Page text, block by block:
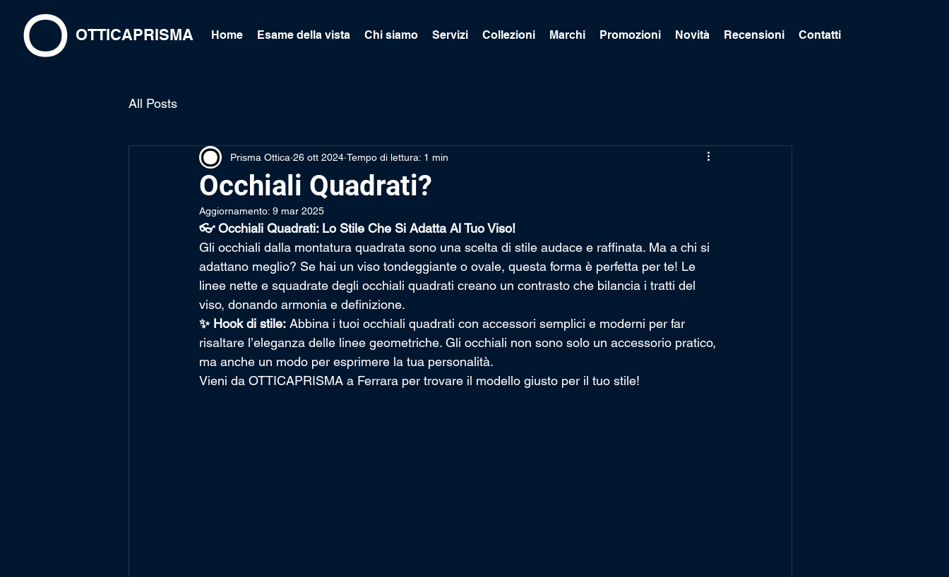
OTTICAPRISMA Home Esame della vista Chi siamo Servizi Collezioni Marchi Promozioni Novità Recensioni Contatti
All Posts
Occhiali Quadrati?
Prisma Ottica 26 ott 2024 Tempo di lettura: 1 min
Aggiornamento: 9 mar 2025
👓 Occhiali Quadrati: Lo Stile Che Si Adatta Al Tuo Viso!
Gli occhiali dalla montatura quadrata sono una scelta di stile audace e raffinata. Ma a chi si
adattano meglio? Se hai un viso tondeggiante o ovale, questa forma è perfetta per te! Le
linee nette e squadrate degli occhiali quadrati creano un contrasto che bilancia i tratti del
viso, donando armonia e definizione.
✨ Hook di stile: Abbina i tuoi occhiali quadrati con accessori semplici e moderni per far
risaltare l’eleganza delle linee geometriche. Gli occhiali non sono solo un accessorio pratico,
ma anche un modo per esprimere la tua personalità.
Vieni da OTTICAPRISMA a Ferrara per trovare il modello giusto per il tuo stile!